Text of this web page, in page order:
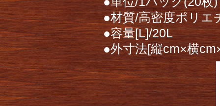
●材質/高密度ポリエ
●容量[L]/20L
●外寸法[縦cm×横